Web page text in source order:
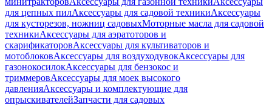
для цепных пилАксессуары для садовой техникиАксессуары
для кусторезов, ножниц садовыхМоторные масла для садовой
техникиАксессуары для аэратоторов и
скарификаторовАксессуары для культиваторов и
мотоблоковАксессуары для воздуходувокАксессуары для
газонокосилокАксессуары для бензокос и
триммеровАксессуары для моек высокого
давленияАксессуары и комплектующие для
опрыскивателейЗапчасти для садовых